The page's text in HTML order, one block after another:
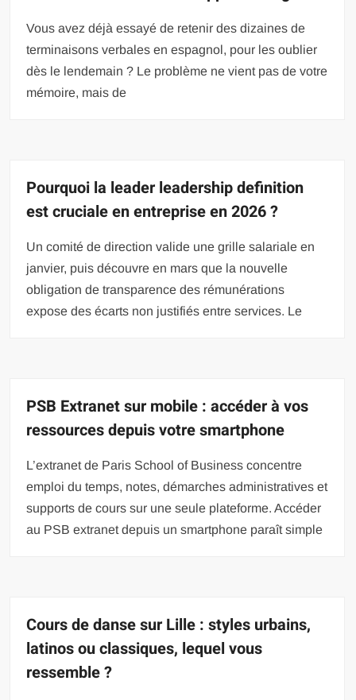
Vous avez déjà essayé de retenir des dizaines de
terminaisons verbales en espagnol, pour les oublier
dès le lendemain ? Le problème ne vient pas de votre
mémoire, mais de
Pourquoi la leader leadership definition
est cruciale en entreprise en 2026 ?
Un comité de direction valide une grille salariale en
janvier, puis découvre en mars que la nouvelle
obligation de transparence des rémunérations
expose des écarts non justifiés entre services. Le
PSB Extranet sur mobile : accéder à vos
ressources depuis votre smartphone
L’extranet de Paris School of Business concentre
emploi du temps, notes, démarches administratives et
supports de cours sur une seule plateforme. Accéder
au PSB extranet depuis un smartphone paraît simple
Cours de danse sur Lille : styles urbains,
latinos ou classiques, lequel vous
ressemble ?